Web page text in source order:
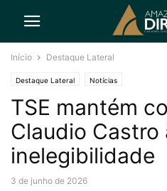
Início Destaque Lateral
Destaque Lateral Notícias
TSE mantém
Claudio Castro
inelegibilidade
3 de junho de 2026